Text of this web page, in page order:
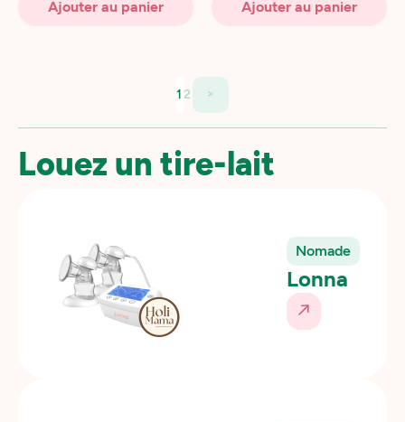
Ajouter au panier Ajouter au panier
12 >
Louez un tire-lait
Nomade
Lonna